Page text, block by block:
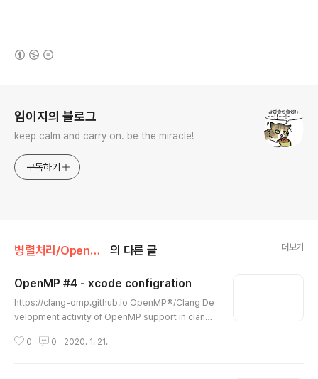
임이지의 블로그
keep calm and carry on. be the miracle!
구독하기
병렬처리/OpenMP 의 다른 글 더보기
OpenMP #4 - xcode configration
https://clang-omp.github.io OpenMP®/Clang De
velopment activity of OpenMP support in clang/l
e get OpenMP-enabled clang (OpenMP 3.1 is ful
0 0 2020. 1. 21.